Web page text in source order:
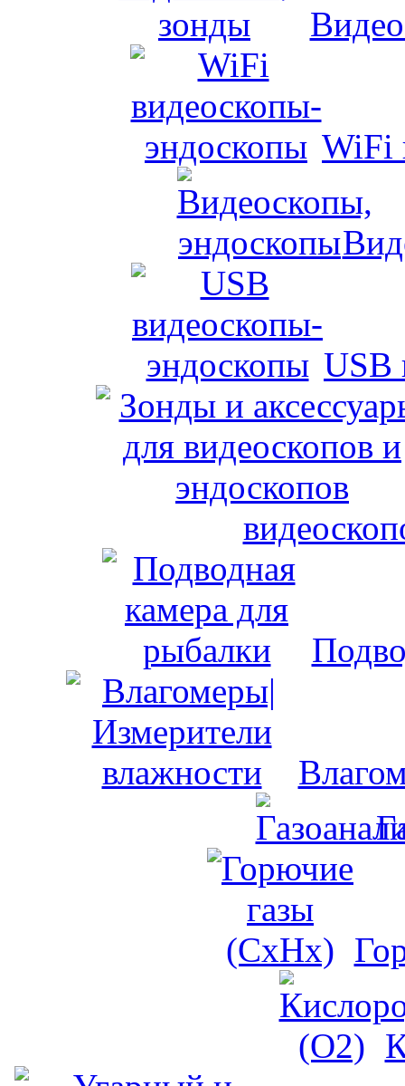
WiFi
USB